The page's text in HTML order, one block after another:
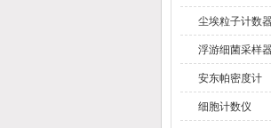
尘埃粒子计数
浮游细菌采样
安东帕密度计
细胞计数仪